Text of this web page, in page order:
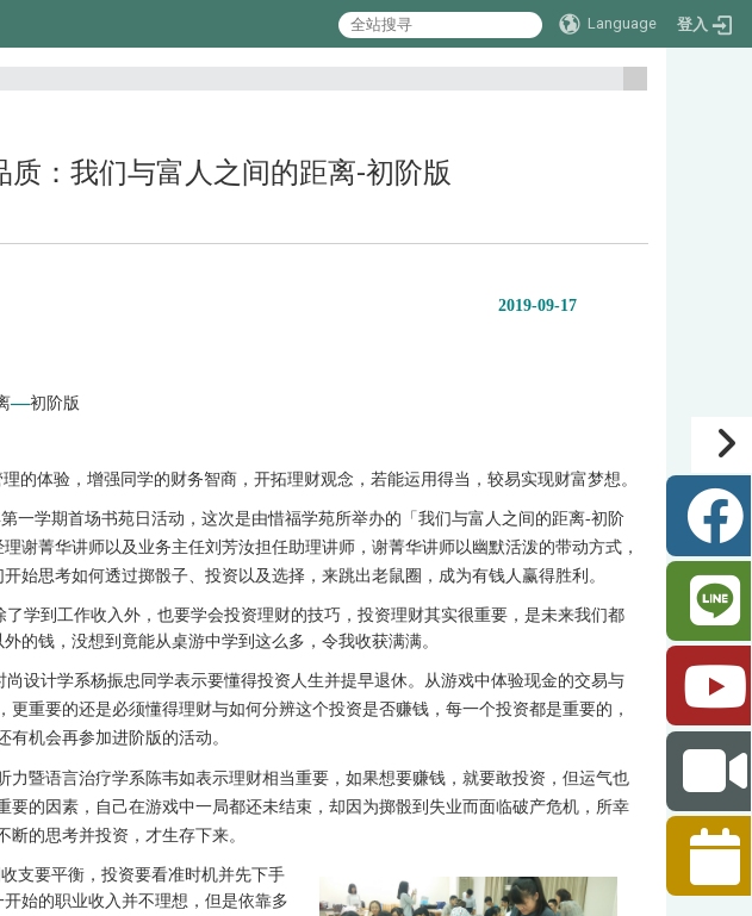
Language 登入
:::
质：我们与富人之间的距离-初阶版
2019-09-17
—初阶版
的体验，增强同学的财务智商，开拓理财观念，若能运用得当，较易实现财富梦想。
一学期首场书苑日活动，这次是由惜福学苑所举办的「我们与富人之间的距离-初阶
谢菁华讲师以及业务主任刘芳汝担任助理讲师，谢菁华讲师以幽默活泼的带动方式，
始思考如何透过掷骰子、投资以及选择，来跳出老鼠圈，成为有钱人赢得胜利。
学到工作收入外，也要学会投资理财的技巧，投资理财其实很重要，是未来我们都
的钱，没想到竟能从桌游中学到这么多，令我收获满满。
设计学系杨振忠同学表示要懂得投资人生并提早退休。从游戏中体验现金的交易与
更重要的还是必须懂得理财与如何分辨这个投资是否赚钱，每一个投资都是重要的，
有机会再参加进阶版的活动。
力暨语言治疗学系陈韦如表示理财相当重要，如果想要赚钱，就要敢投资，但运气也
要的因素，自己在游戏中一局都还未结束，却因为掷骰到失业而面临破产危机，所幸
断的思考并投资，才生存下来。
支要平衡，投资要看准时机并先下手
始的职业收入并不理想，但是依靠多